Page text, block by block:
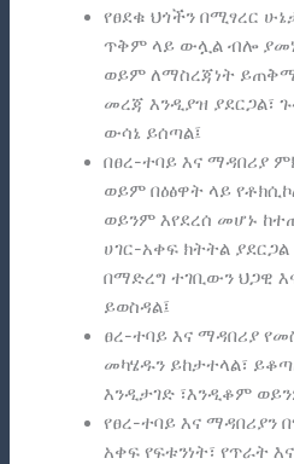
የፀደቁ ህጎችን በሚፃረር
ጥቅም ላይ ውሏል ብሎ
ወይም ለማስረጃነት
መረጃ እንዲያዝ ያደርጋል፣
ውሳኔ ይሰጣል፤
በፀረ-ተባይ እና ማዳበሪያ
ወይም በዕፅዋት ላይ
ወይንም እየደረሰ መሆኑ
ሀገር-አቀፍ ክትትል
በማድረግ ተገቢውን ህጋዊ
ይወስዳል፤
ፀረ-ተባይ እና ማዳበሪያ
መካሄዱን ይከታተላል፣
እንዲታገድ ፣እንዲቆም
የፀረ-ተባይ እና ማዳበሪያን
አቀፍ የፍቱንነት፣ የጥራት